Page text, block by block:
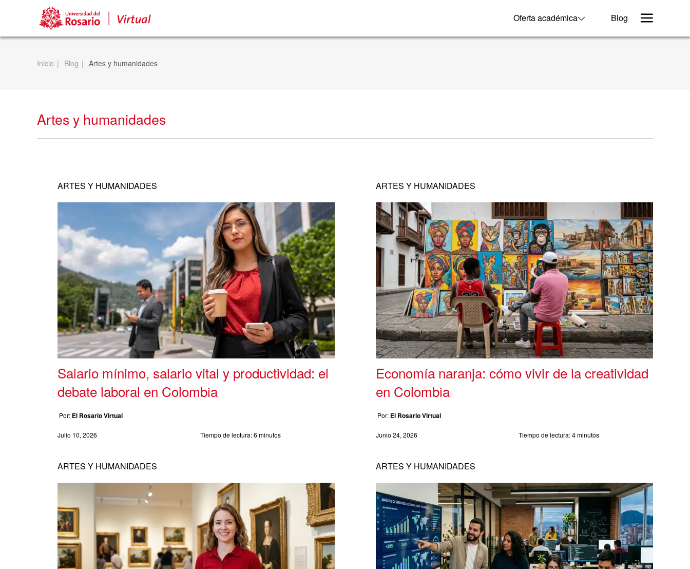
Oferta académica Blog
Inicio Blog Artes y humanidades
Artes y humanidades
ARTES Y HUMANIDADES
Salario mínimo, salario vital y productividad: el
debate laboral en Colombia
Por: El Rosario Virtual
Julio 10, 2026 Tiempo de lectura:6 minutos
ARTES Y HUMANIDADES
Economía naranja: cómo vivir de la creatividad
en Colombia
Por: El Rosario Virtual
Junio 24, 2026 Tiempo de lectura:4 minutos
ARTES Y HUMANIDADES ARTES Y HUMANIDADES